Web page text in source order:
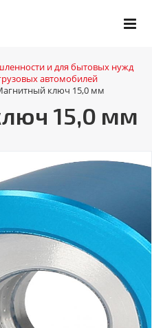
и для бытовых нужд
автомобилей
ключ 15,0 мм
15,0 мм